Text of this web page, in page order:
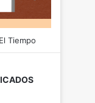
El Tiempo